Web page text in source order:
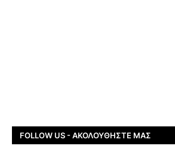
FOLLOW US - ΑΚΟΛΟΥΘΉΣΤΕ ΜΑΣ